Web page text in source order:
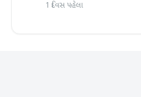
1 દિવસ પહેલા